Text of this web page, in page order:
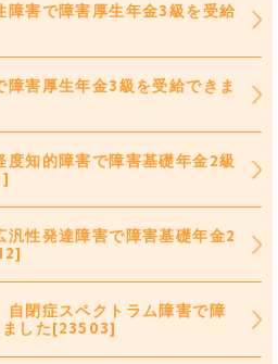
障害で障害厚生年金3級を受給
障害厚生年金3級を受給できま
度知的障害で障害基礎年金2級
汎性発達障害で障害基礎年金2
自閉症スペクトラム障害で障
ました[23503]